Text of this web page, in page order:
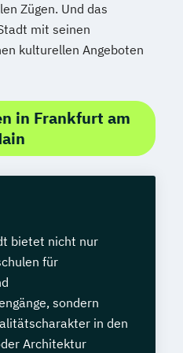
Zügen. Und das
mit seinen
kulturellen Angeboten
in Frankfurt am
bietet nicht nur
für
sondern
in den
Architektur